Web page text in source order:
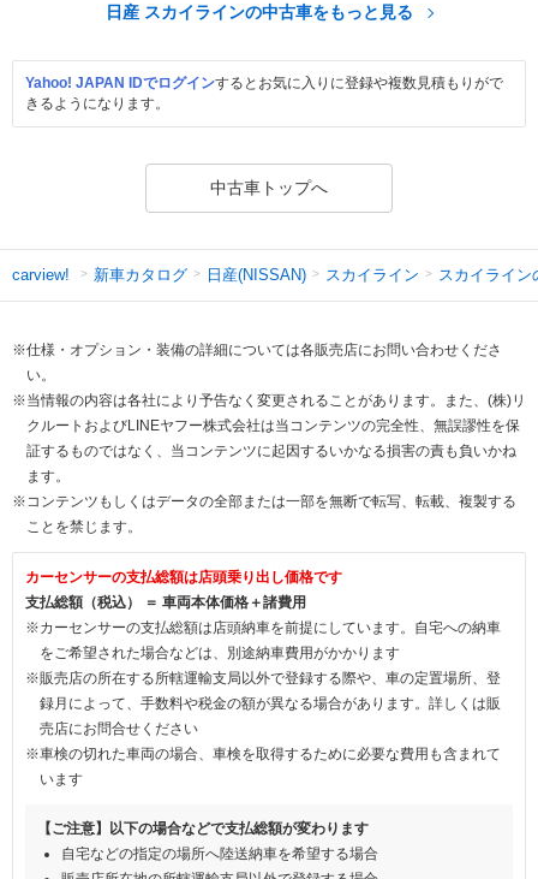
日産 スカイラインの中古車をもっと見る
Yahoo! JAPAN IDでログインするとお気に入りに登録や複数見積もりがで
きるようになります。
中古車トップへ
carview! 新車カタログ 日産(NISSAN) スカイライン スカイライン
※仕様・オプション・装備の詳細については各販売店にお問い合わせくださ
い。
※当情報の内容は各社により予告なく変更されることがあります。また、(株)リ
クルートおよびLINEヤフー株式会社は当コンテンツの完全性、無誤謬性を保
証するものではなく、当コンテンツに起因するいかなる損害の責も負いかね
ます。
※コンテンツもしくはデータの全部または一部を無断で転写、転載、複製する
ことを禁じます。
カーセンサーの支払総額は店頭乗り出し価格です
支払総額（税込） ＝ 車両本体価格＋諸費用
※カーセンサーの支払総額は店頭納車を前提にしています。自宅への納車
をご希望された場合などは、別途納車費用がかかります
※販売店の所在する所轄運輸支局以外で登録する際や、車の定置場所、登
録月によって、手数料や税金の額が異なる場合があります。詳しくは販
売店にお問合せください
※車検の切れた車両の場合、車検を取得するために必要な費用も含まれて
います
【ご注意】以下の場合などで支払総額が変わります
自宅などの指定の場所へ陸送納車を希望する場合